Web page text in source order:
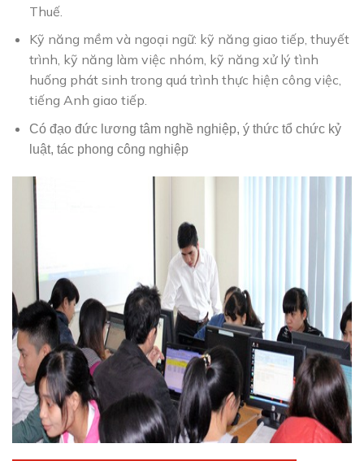
Thuế.
Kỹ năng mềm và ngoại ngữ: kỹ năng giao tiếp, thuyết
trình, kỹ năng làm việc nhóm, kỹ năng xử lý tình
huống phát sinh trong quá trình thực hiện công việc,
tiếng Anh giao tiếp.
Có đạo đức lương tâm nghề nghiệp, ý thức tổ chức kỷ
luật, tác phong công nghiệp